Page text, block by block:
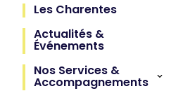
Les Charentes
Actualités &
Événements
Nos Services &
Accompagnements